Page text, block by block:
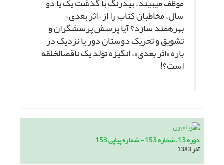
موظف مى‏بیند، بى‏درنگ با گذشت یک یا دو
سال، مخاطبان کتاب را از «اثر بعدى»
بهره‏مند سازد؟ آیا پرسش پرسشگران و
تشویق و تحریک دوستان دور یا نزدیک در
باره «اثر بعدى»، انگیزه تولد یک ناقص‏الخلقه
است؟!
دوره 13، شماره 153 - شماره پیاپی 153
آذر 1383